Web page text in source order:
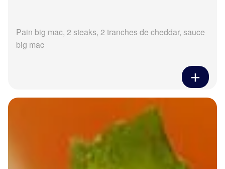
Pain big mac, 2 steaks, 2 tranches de cheddar, sauce
big mac